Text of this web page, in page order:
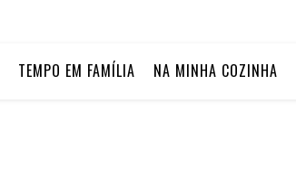
TEMPO EM FAMÍLIA NA MINHA COZINHA